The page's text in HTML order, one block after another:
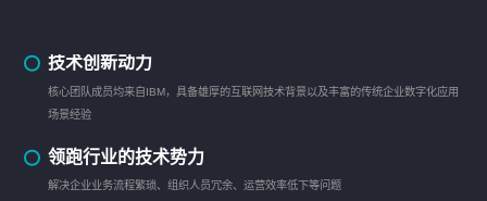
技术创新动力
核心团队成员均来自IBM，具备雄厚的互联网技术背景以及丰富的传统企业数字化应用
场景经验
领跑行业的技术势力
解决企业业务流程繁琐、组织人员冗余、运营效率低下等问题